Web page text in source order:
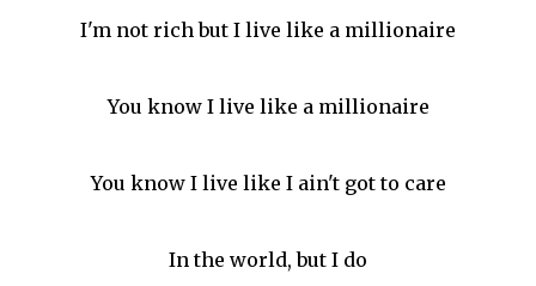
I'm not rich but I live like a millionaire
You know I live like a millionaire
You know I live like I ain't got to care
In the world, but I do